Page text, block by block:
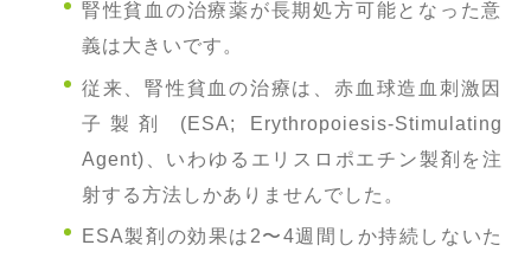
腎性貧血の治療薬が長期処方可能となった意
義は大きいです。
従来、腎性貧血の治療は、赤血球造血刺激因
子製剤 (ESA; Erythropoiesis-Stimulating
Agent)、いわゆるエリスロポエチン製剤を注
射する方法しかありませんでした。
ESA製剤の効果は2〜4週間しか持続しないた